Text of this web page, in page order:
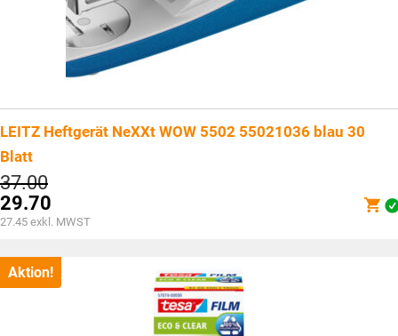
LEITZ Heftgerät NeXXt WOW 5502 55021036 blau 30
Blatt
37.00Ursprünglicher
Preis
war:
CHF37.00
29.70
Aktueller
ist:
CHF29.70.
27.45 exkl. MWST
Aktion!